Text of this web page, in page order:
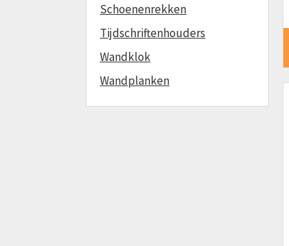
Schoenenrekken
Tijdschriftenhouders
Wandklok
Wandplanken